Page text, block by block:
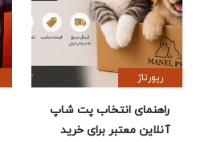
رپورتاژ
راهنمای انتخاب پت شاپ
آنلاین معتبر برای خرید